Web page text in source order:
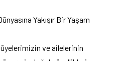
Yakışır Bir Yaşam
üyelerimizin ve ailelerinin